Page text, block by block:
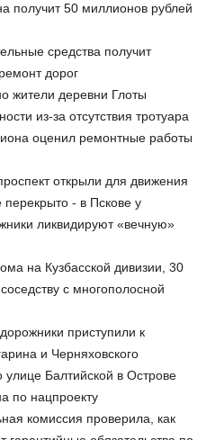
получит 50 миллионов рублей
средства получит
дорог
жители деревни Глоты
из-за отсутствия тротуара
оценил ремонтные работы
открыли для движения
- в Пскове у
ликвидируют «вечную»
на Кузбасской дивизии, 30
с многополосной
приступили к
и Черняховского
Балтийской в Острове
по нацпроекту
комиссия проверила, как